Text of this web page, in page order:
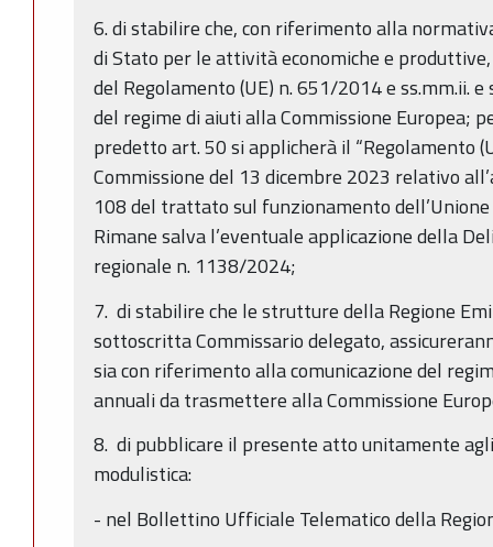
6. di stabilire che, con riferimento alla
di Stato per le attività economiche e
del Regolamento (UE) n. 651/2014 e ss.mm.ii.
del regime di aiuti alla Commissione Europea;
predetto art. 50 si applicherà il “Regolamento
Commissione del 13 dicembre 2023 relativo
108 del trattato sul funzionamento dell’Unione
Rimane salva l’eventuale applicazione della
regionale n. 1138/2024;
7. di stabilire che le strutture della Regione
sottoscritta Commissario delegato,
sia con riferimento alla comunicazione del
annuali da trasmettere alla Commissione
8. di pubblicare il presente atto unitamente
modulistica:
- nel Bollettino Ufficiale Telematico della